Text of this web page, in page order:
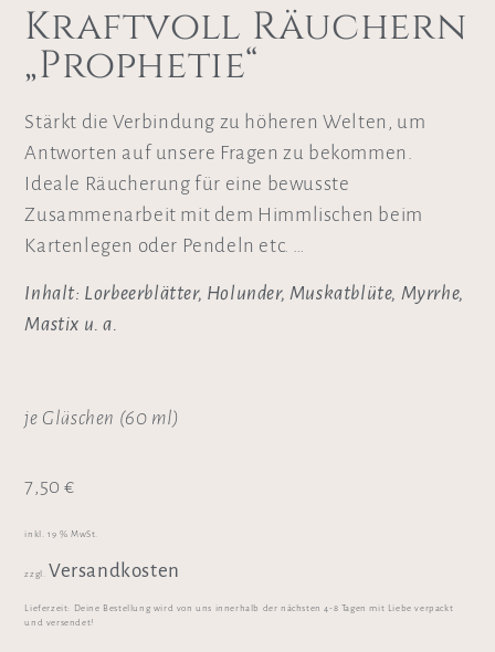
Kraftvoll Räuchern
„Prophetie“
Stärkt die Verbindung zu höheren Welten, um
Antworten auf unsere Fragen zu bekommen.
Ideale Räucherung für eine bewusste
Zusammenarbeit mit dem Himmlischen beim
Kartenlegen oder Pendeln etc. …
Inhalt: Lorbeerblätter, Holunder, Muskatblüte, Myrrhe,
Mastix u. a.
je Gläschen (60 ml)
7,50€
inkl. 19 % MwSt.
zzgl. Versandkosten
Lieferzeit:
Deine Bestellung wird von uns innerhalb der nächsten 4-8 Tagen mit Liebe verpackt
und versendet!